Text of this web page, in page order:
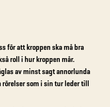
för att kroppen ska må bra
roll i hur kroppen mår.
av minst sagt annorlunda
som i sin tur leder till